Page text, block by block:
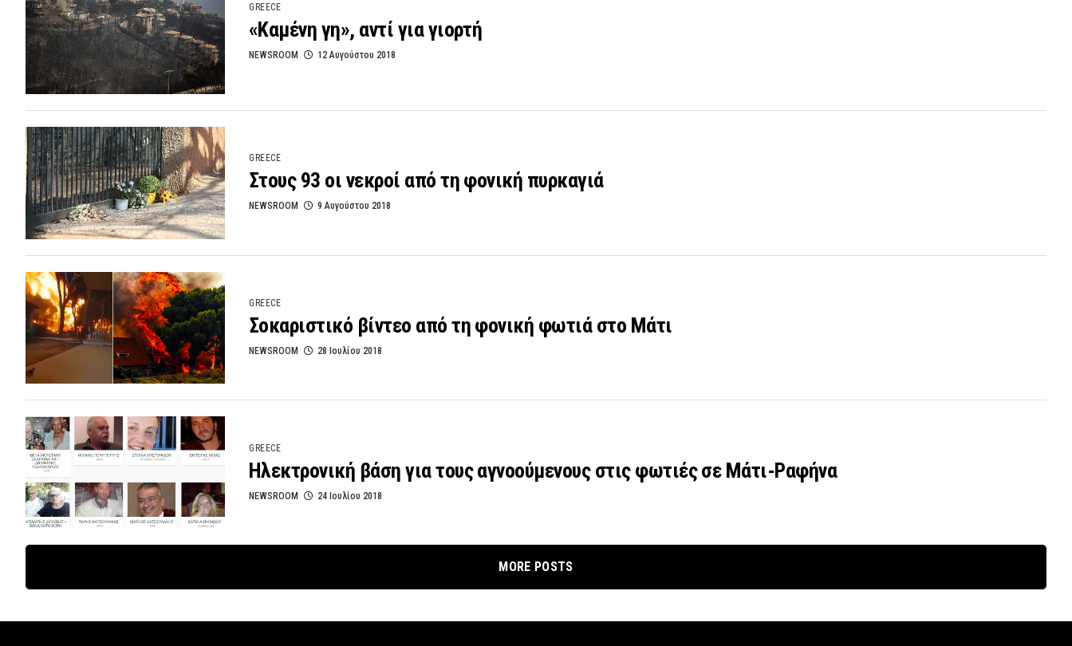
GREECE
«Καμένη γη», αντί για γιορτή
NEWSROOM 12 Αυγούστου 2018
GREECE
Στους 93 οι νεκροί από τη φονική πυρκαγιά
NEWSROOM 9 Αυγούστου 2018
GREECE
Σοκαριστικό βίντεο από τη φονική φωτιά στο Μάτι
NEWSROOM 28 Ιουλίου 2018
GREECE
Ηλεκτρονική βάση για τους αγνοούμενους στις φωτιές σε Μάτι-Ραφήνα
NEWSROOM 24 Ιουλίου 2018
MORE POSTS